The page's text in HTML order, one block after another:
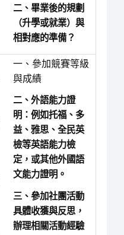
二、畢業後的規劃
（升學或就業）與
相對應的準備？
一、參加競賽等級
與成績
二、外語能力證
明：例如托福、多
益、雅思、全民英
檢等英語能力檢
定，或其他外國語
文能力證明。
三、參加社團活動
具體收獲與反思，
辦理相關活動經驗